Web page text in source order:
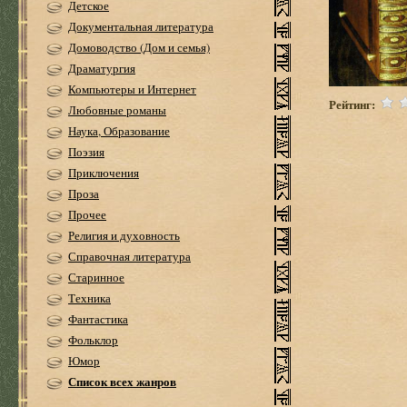
Детское
Документальная литература
Домоводство (Дом и семья)
Драматургия
Компьютеры и Интернет
Любовные романы
Наука, Образование
Поэзия
Приключения
Проза
Прочее
Религия и духовность
Справочная литература
Старинное
Техника
Фантастика
Фольклор
Юмор
Список всех жанров
Рейтинг: